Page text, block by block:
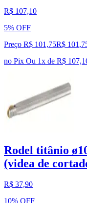
R$ 107,10
5% OFF
Preço R$ 101,75R$ 101 ,
no Pix Ou 1x de R$
Rodel titânio
(videa de
R$ 37,90
10% OFF